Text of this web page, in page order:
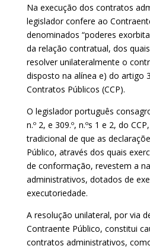
Na execução dos contratos
legislador confere ao
denominados “poderes
da relação contratual, dos
resolver unilateralmente o
disposto na alínea e) do artigo
Contratos Públicos (CCP).
O legislador português
n.º 2, e 309.º, n.ºs 1 e 2, do
tradicional de que as
Público, através dos quais
de conformação, revestem a
administrativos, dotados de
executoriedade.
A resolução unilateral, por via
Contraente Público, constitui
contratos administrativos,